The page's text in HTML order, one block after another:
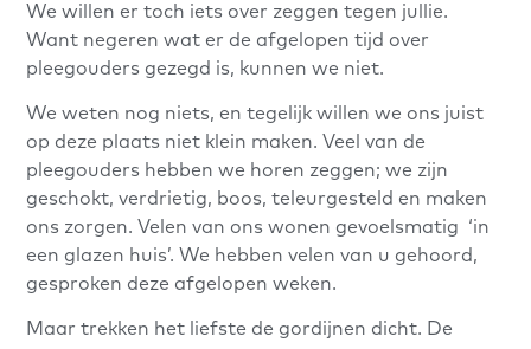
We willen er toch iets over zeggen tegen jullie.
Want negeren wat er de afgelopen tijd over
pleegouders gezegd is, kunnen we niet.
We weten nog niets, en tegelijk willen we ons juist
op deze plaats niet klein maken. Veel van de
pleegouders hebben we horen zeggen; we zijn
geschokt, verdrietig, boos, teleurgesteld en maken
ons zorgen. Velen van ons wonen gevoelsmatig ‘in
een glazen huis’. We hebben velen van u gehoord,
gesproken deze afgelopen weken.
Maar trekken het liefste de gordijnen dicht. De